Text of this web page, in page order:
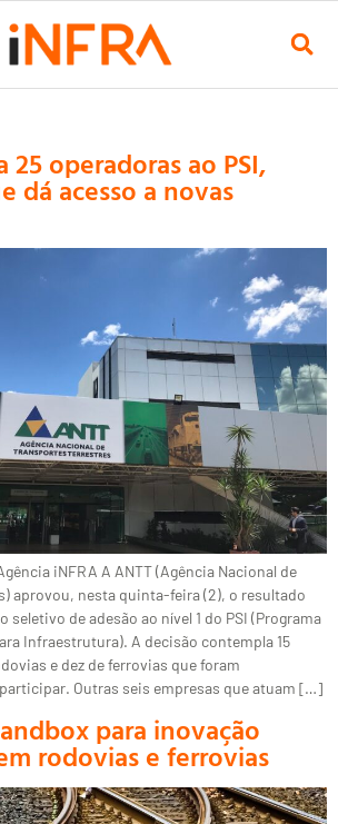
25 operadoras ao PSI,
dá acesso a novas
iNFRA A ANTT (Agência Nacional de
aprovou, nesta quinta-feira (2), o resultado
seletivo de adesão ao nível 1 do PSI (Programa
Infraestrutura). A decisão contempla 15
e dez de ferrovias que foram
Outras seis empresas que atuam […]
para inovação
rodovias e ferrovias